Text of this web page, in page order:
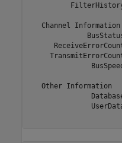
   Channel Information
   Other Information